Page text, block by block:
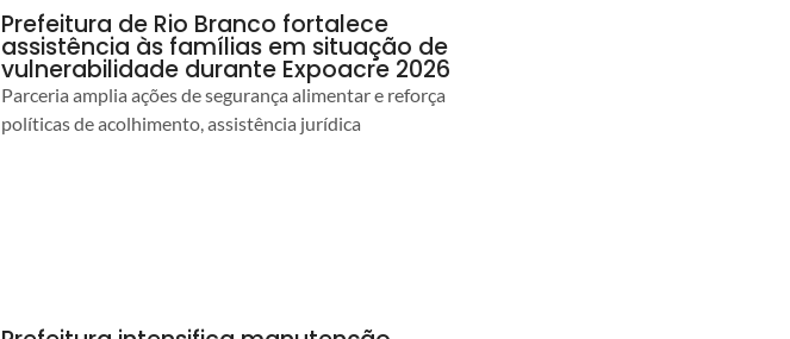
Prefeitura de Rio Branco fortalece
assistência às famílias em situação de
vulnerabilidade durante Expoacre 2026
Parceria amplia ações de segurança alimentar e reforça
políticas de acolhimento, assistência jurídica